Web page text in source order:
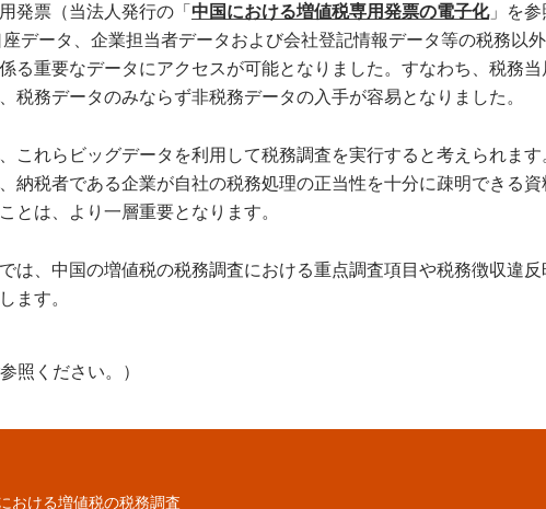
発票（当法人発行の「中国における増値税専用発票の電子化」を参
データ、企業担当者データおよび会社登記情報データ等の税務以
る重要なデータにアクセスが可能となりました。すなわち、税務当
税務データのみならず非税務データの入手が容易となりました。
これらビッグデータを利用して税務調査を実行すると考えられます
納税者である企業が自社の税務処理の正当性を十分に疎明できる資
とは、より一層重要となります。
は、中国の増値税の税務調査における重点調査項目や税務徴収違反
ます。
照ください。）
おける増値税の税務調査